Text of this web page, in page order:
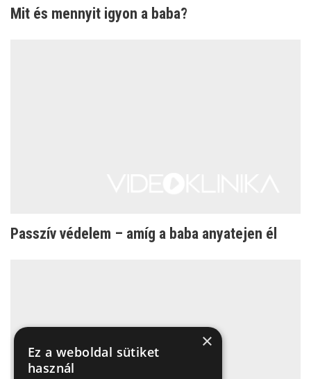
Mit és mennyit igyon a baba?
Passzív védelem – amíg a baba anyatejen él
×
Ez a weboldal sütiket
használ